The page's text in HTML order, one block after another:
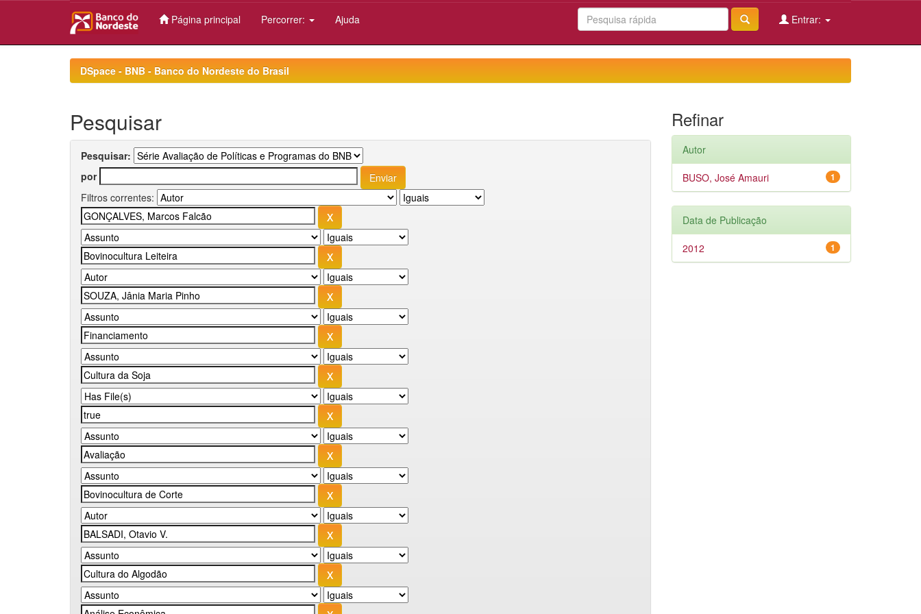
Página principal Percorrer: Ajuda Entrar:
DSpace - BNB - Banco do Nordeste do Brasil
Pesquisar
Pesquisar:
por
Filtros correntes:
Refinar
Autor
1
BUSO, José Amauri
Data de Publicação
1
2012